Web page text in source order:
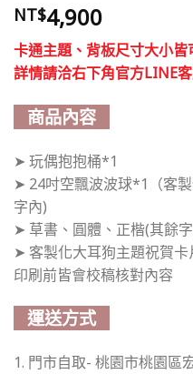
NT$4,900
卡通主題、背板尺寸大小皆
詳情請洽右下角官方LINE
商品內容
➤ 玩偶抱抱桶*1
➤ 24吋空飄波波球*1（客
字內)
➤ 草書、圓體、正楷(其餘字
➤ 客製化大耳狗主題祝賀卡
印刷前皆會校稿核對內容
運送方式
1. 門市自取- 桃園市桃園區